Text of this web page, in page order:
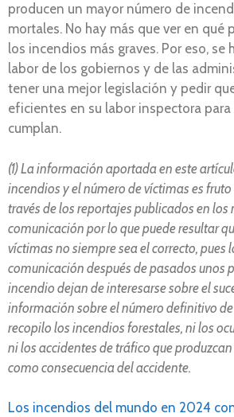
producen un mayor número de
mortales. No hay más que ver en qué
los incendios más graves. Por eso, se
labor de los gobiernos y de las
tener una mejor legislación y pedir
eficientes en su labor inspectora para
cumplan.
(1) La información aportada en este
incendios y el número de víctimas es
través de los reportajes publicados en los
comunicación por lo que puede resultar
víctimas no siempre sea el correcto, pues
comunicación después de pasados unos
incendio dejan de interesarse sobre el
información sobre el número definitivo
recopilo los incendios forestales, ni los
ni los accidentes de tráfico que
como consecuencia del accidente.
Los incendios del mundo en 2024